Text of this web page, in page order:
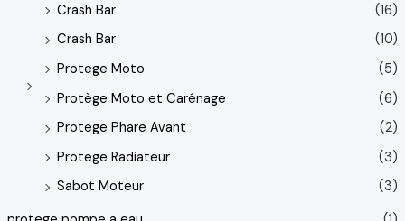
Crash Bar
(16)
Crash Bar
(10)
Protege Moto
(5)
Protège Moto et Carénage
(6)
Protege Phare Avant
(2)
Protege Radiateur
(3)
Sabot Moteur
(3)